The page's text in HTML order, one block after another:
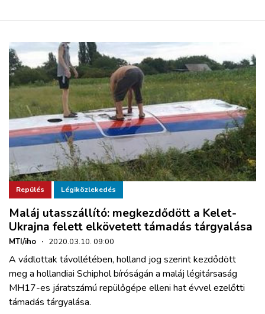
Repülés Légiközlekedés
Maláj utasszállító: megkezdődött a Kelet-
Ukrajna felett elkövetett támadás tárgyalása
MTI/iho · 2020.03.10. 09:00
A vádlottak távollétében, holland jog szerint kezdődött
meg a hollandiai Schiphol bíróságán a maláj légitársaság
MH17-es járatszámú repülőgépe elleni hat évvel ezelőtti
támadás tárgyalása.